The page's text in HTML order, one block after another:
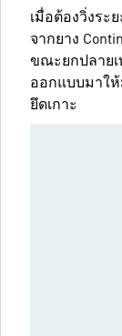
เมื่อต้องวิ่งระ
จากยาง
ขณะยกปลายเ
ออกแบบมาใ
ยึดเกาะ